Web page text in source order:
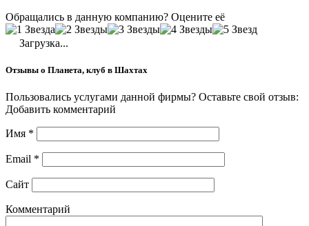
Обращались в данную компанию? Оцените её
Загрузка...
Отзывы о Планета, клуб в Шахтах
Пользовались услугами данной фирмы? Оставьте свой отзыв:
Добавить комментарий
Имя *
Email *
Сайт
Комментарий